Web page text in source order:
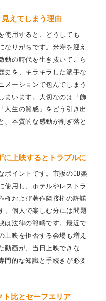
見えてしまう理由
使用すると、どうしても
なりがちです。米寿を迎え
動の時代を生き抜いてこら
史を、キラキラした派手な
メーションで包んでしまう
まいます。大切なのは「飾
人生の質感」をどう引き出
、本質的な感動が削ぎ落と
に上映するとトラブルに
ポイントです。市販のCD楽
使用し、ホテルやレストラ
権および著作隣接権の許諾
。個人で楽しむ分には問題
は法律の範疇です。最近で
上映を拒否する会場も増え
動画が、当日上映できな
門的な知識と手続きが必要
ト比とセーフエリア